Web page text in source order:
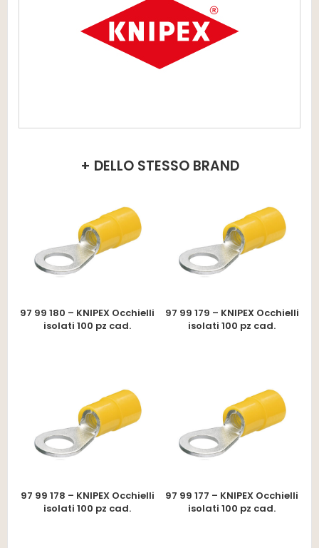
+ DELLO STESSO BRAND
97 99 180 – KNIPEX Occhielli
isolati 100 pz cad.
97 99 179 – KNIPEX Occhielli
isolati 100 pz cad.
97 99 178 – KNIPEX Occhielli
isolati 100 pz cad.
97 99 177 – KNIPEX Occhielli
isolati 100 pz cad.